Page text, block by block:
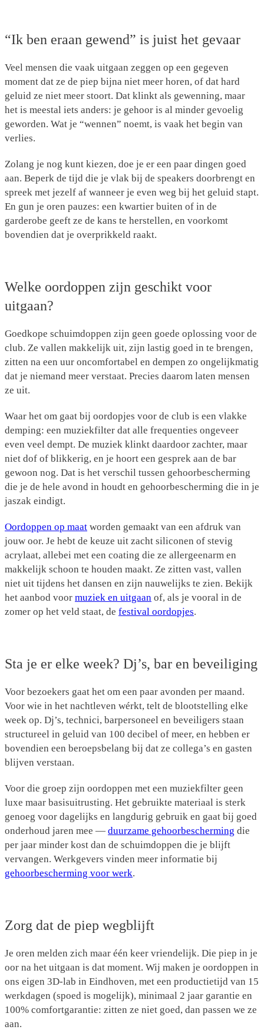
“Ik ben eraan gewend” is juist het gevaar
Veel mensen die vaak uitgaan zeggen op een gegeven
moment dat ze de piep bijna niet meer horen, of dat hard
geluid ze niet meer stoort. Dat klinkt als gewenning, maar
het is meestal iets anders: je gehoor is al minder gevoelig
geworden. Wat je “wennen” noemt, is vaak het begin van
verlies.
Zolang je nog kunt kiezen, doe je er een paar dingen goed
aan. Beperk de tijd die je vlak bij de speakers doorbrengt en
spreek met jezelf af wanneer je even weg bij het geluid stapt.
En gun je oren pauzes: een kwartier buiten of in de
garderobe geeft ze de kans te herstellen, en voorkomt
bovendien dat je overprikkeld raakt.
Welke oordoppen zijn geschikt voor
uitgaan?
Goedkope schuimdoppen zijn geen goede oplossing voor de
club. Ze vallen makkelijk uit, zijn lastig goed in te brengen,
zitten na een uur oncomfortabel en dempen zo ongelijkmatig
dat je niemand meer verstaat. Precies daarom laten mensen
ze uit.
Waar het om gaat bij oordopjes voor de club is een vlakke
demping: een muziekfilter dat alle frequenties ongeveer
even veel dempt. De muziek klinkt daardoor zachter, maar
niet dof of blikkerig, en je hoort een gesprek aan de bar
gewoon nog. Dat is het verschil tussen gehoorbescherming
die je de hele avond in houdt en gehoorbescherming die in je
jaszak eindigt.
Oordoppen op maat worden gemaakt van een afdruk van
jouw oor. Je hebt de keuze uit zacht siliconen of stevig
acrylaat, allebei met een coating die ze allergeenarm en
makkelijk schoon te houden maakt. Ze zitten vast, vallen
niet uit tijdens het dansen en zijn nauwelijks te zien. Bekijk
het aanbod voor muziek en uitgaan of, als je vooral in de
zomer op het veld staat, de festival oordopjes.
Sta je er elke week? Dj’s, bar en beveiliging
Voor bezoekers gaat het om een paar avonden per maand.
Voor wie in het nachtleven wérkt, telt de blootstelling elke
week op. Dj’s, technici, barpersoneel en beveiligers staan
structureel in geluid van 100 decibel of meer, en hebben er
bovendien een beroepsbelang bij dat ze collega’s en gasten
blijven verstaan.
Voor die groep zijn oordoppen met een muziekfilter geen
luxe maar basisuitrusting. Het gebruikte materiaal is sterk
genoeg voor dagelijks en langdurig gebruik en gaat bij goed
onderhoud jaren mee — duurzame gehoorbescherming die
per jaar minder kost dan de schuimdoppen die je blijft
vervangen. Werkgevers vinden meer informatie bij
gehoorbescherming voor werk.
Zorg dat de piep wegblijft
Je oren melden zich maar één keer vriendelijk. Die piep in je
oor na het uitgaan is dat moment. Wij maken je oordoppen in
ons eigen 3D-lab in Eindhoven, met een productietijd van 15
werkdagen (spoed is mogelijk), minimaal 2 jaar garantie en
100% comfortgarantie: zitten ze niet goed, dan passen we ze
aan.